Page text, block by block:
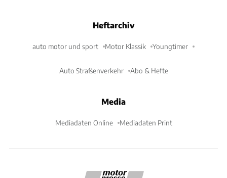
Heftarchiv
auto motor und sport Motor Klassik Youngtimer
Auto Straßenverkehr Abo & Hefte
Media
Mediadaten Online Mediadaten Print